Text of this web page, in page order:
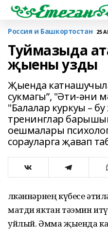
Россия и Башкортостан 25
Туймазыда
җыены узды
Җыенда
сукмагы”, "Әти-әни
"Балалар куркуы –
тренинглар
оешмалары
сорауларга җавап
Өлкәннәрнең күбесе
матди яктан тәэмин
уйлый. Әмма җыенда